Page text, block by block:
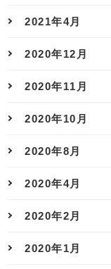
2021年4月
2020年12月
2020年11月
2020年10月
2020年8月
2020年4月
2020年2月
2020年1月